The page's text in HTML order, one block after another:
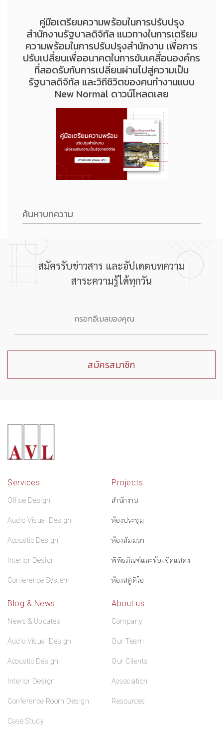
คู่มือเตรียมความพร้อมในการปรับปรุง
สำนักงานรัฐบาลดิจิทัล แนวทางในการเตรียม
ความพร้อมในการปรับปรุงสำนักงาน เพื่อการ
ปรับเปลี่ยนเพื่ออนาคตในการขับเคลื่อนองค์กร
ที่สอดรับกับการเปลี่ยนผ่านไปสู่ความเป็น
รัฐบาลดิจิทัล และวิถีชิวิตของคนทำงานแบบ
New Normal ดาวน์โหลดเลย
สมัครรับข่าวสาร และอัปเดตบทความ
สาระความรู้ได้ทุกวัน
Services
Office Design
Audio Visual Design
Acoustic Design
Interior Design
Conference System
Projects
สำนักงาน
ห้องประชุม
ห้องสัมมนา
พิพิธภัณฑ์และห้องจัดแสดง
ห้องสตูดิโอ
Blog & News
News & Updates
Audio Visual Design
Acoustic Design
Interior Design
Conference Room Design
Case Study
About us
Company
Our Team
Our Clients
Association
Resources